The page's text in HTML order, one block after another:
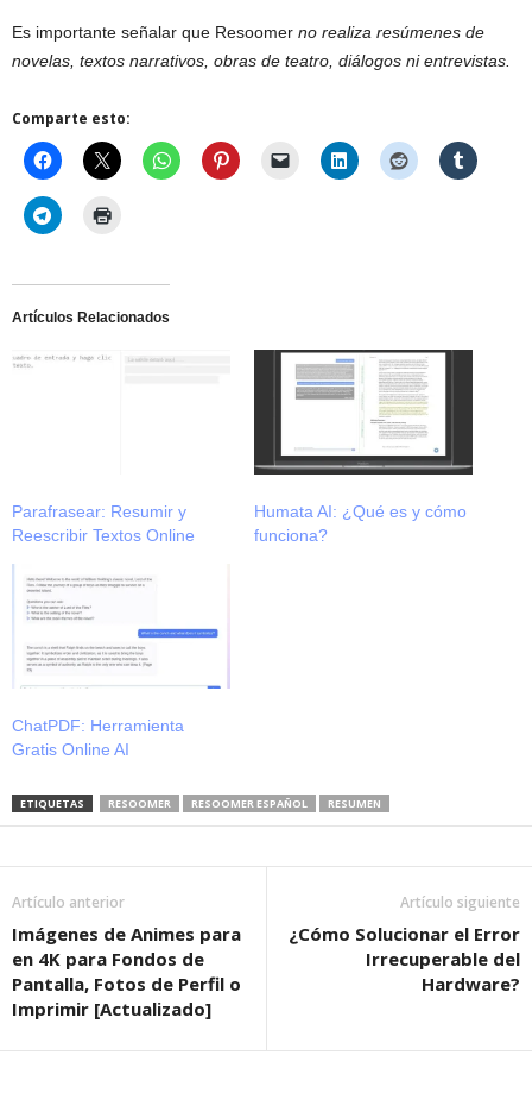
Es importante señalar que Resoomer no realiza resúmenes de
novelas, textos narrativos, obras de teatro, diálogos ni entrevistas.
Comparte esto:
Artículos Relacionados
Parafrasear: Resumir y
Reescribir Textos Online
Humata AI: ¿Qué es y cómo
funciona?
ChatPDF: Herramienta
Gratis Online AI
ETIQUETAS RESOOMER RESOOMER ESPAÑOL RESUMEN
Artículo anterior
Imágenes de Animes para
en 4K para Fondos de
Pantalla, Fotos de Perfil o
Imprimir [Actualizado]
Artículo siguiente
¿Cómo Solucionar el Error
Irrecuperable del
Hardware?